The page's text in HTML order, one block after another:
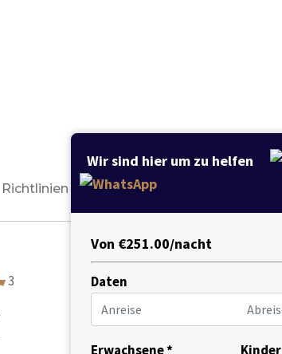
Wir sind hier um zu helfen
Von €251.00/nacht
Daten
Erwachsene * Kinder
Richtlinien
3